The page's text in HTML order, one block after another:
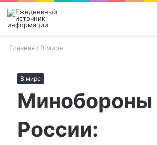
Главная / В мире
В мире
Минобороны
России: